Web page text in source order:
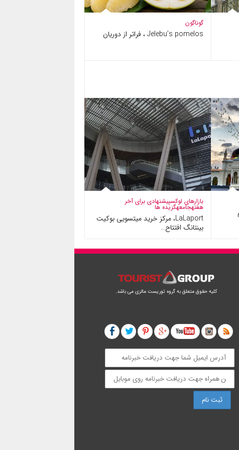
گوناگون
Jelebu’s pomelos ، فراتر از دوریان
بازارهای لوکسپیشنهادی برای آخر
هفتهجامعهگزیده ها
LaLaport، مرکز خرید میتسویی بوکیت
بینتانگ افتتاح…
کلیه حقوق متعلق به گروه توریست مالزی می باشد.